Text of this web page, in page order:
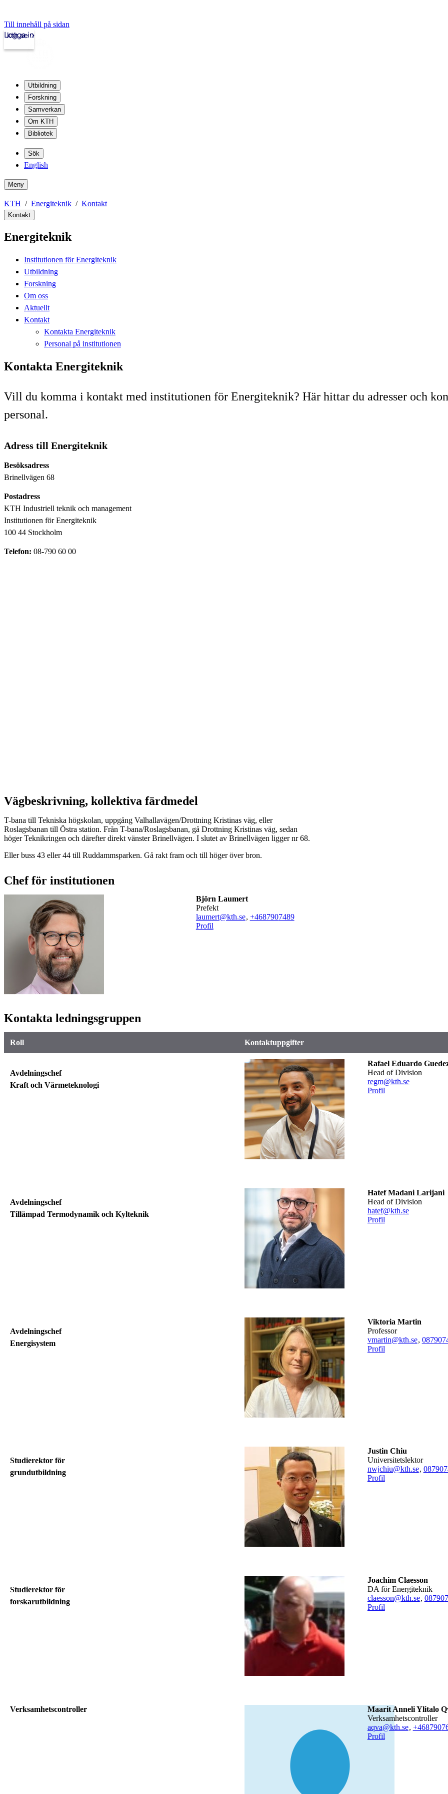
Till innehåll på sidan
kth.se
Logga in
Utbildning
Forskning
Samverkan
Om KTH
Bibliotek
Sök
English
Meny
KTH Energiteknik Kontakt
Kontakt
Energiteknik
Institutionen för Energiteknik
Utbildning
Forskning
Om oss
Aktuellt
Kontakt
Kontakta Energiteknik
Personal på institutionen
Kontakta Energiteknik
Vill du komma i kontakt med institutionen för Energiteknik? Här hittar du adresser och
personal.
Adress till Energiteknik
Besöksadress
Brinellvägen 68
Postadress
KTH Industriell teknik och management
Institutionen för Energiteknik
100 44 Stockholm
Telefon: 08-790 60 00
Vägbeskrivning, kollektiva färdmedel
T-bana till Tekniska högskolan, uppgång Valhallavägen/Drottning Kristinas väg, eller
Roslagsbanan till Östra station. Från T-bana/Roslagsbanan, gå Drottning Kristinas väg, sedan
höger Teknikringen och därefter direkt vänster Brinellvägen. I slutet av Brinellvägen ligger nr 68.
Eller buss 43 eller 44 till Ruddammsparken. Gå rakt fram och till höger över bron.
Chef för institutionen
Björn Laumert
prefekt
laumert@kth.se, +4687907489
Profil
Kontakta ledningsgruppen
Roll Kontaktuppgifter
Avdelningschef
Kraft och Värmeteknologi
Rafael Eduardo
Head of Division
regm@kth.se
Profil
Avdelningschef
Tillämpad Termodynamik och Kylteknik
Hatef Madani Larijani
Head of Division
hatef@kth.se
Profil
Avdelningschef
Energisystem
Viktoria Martin
professor
vmartin@kth.se, 08790
Profil
Studierektor för
grundutbildning
Justin Chiu
universitetslektor
nwjchiu@kth.se, 08790
Profil
Studierektor för
forskarutbildning
Joachim Claesson
DA för Energiteknik
claesson@kth.se, 08790
Profil
Verksamhetscontroller
Maarit Anneli Ylitalo
verksamhetscontroller
aqva@kth.se, +468790
Profil